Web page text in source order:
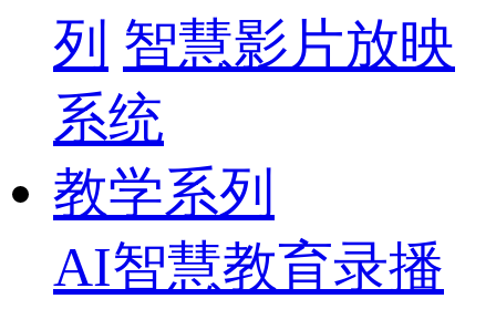
列 智慧影片放映
系统
教学系列
AI智慧教育录播